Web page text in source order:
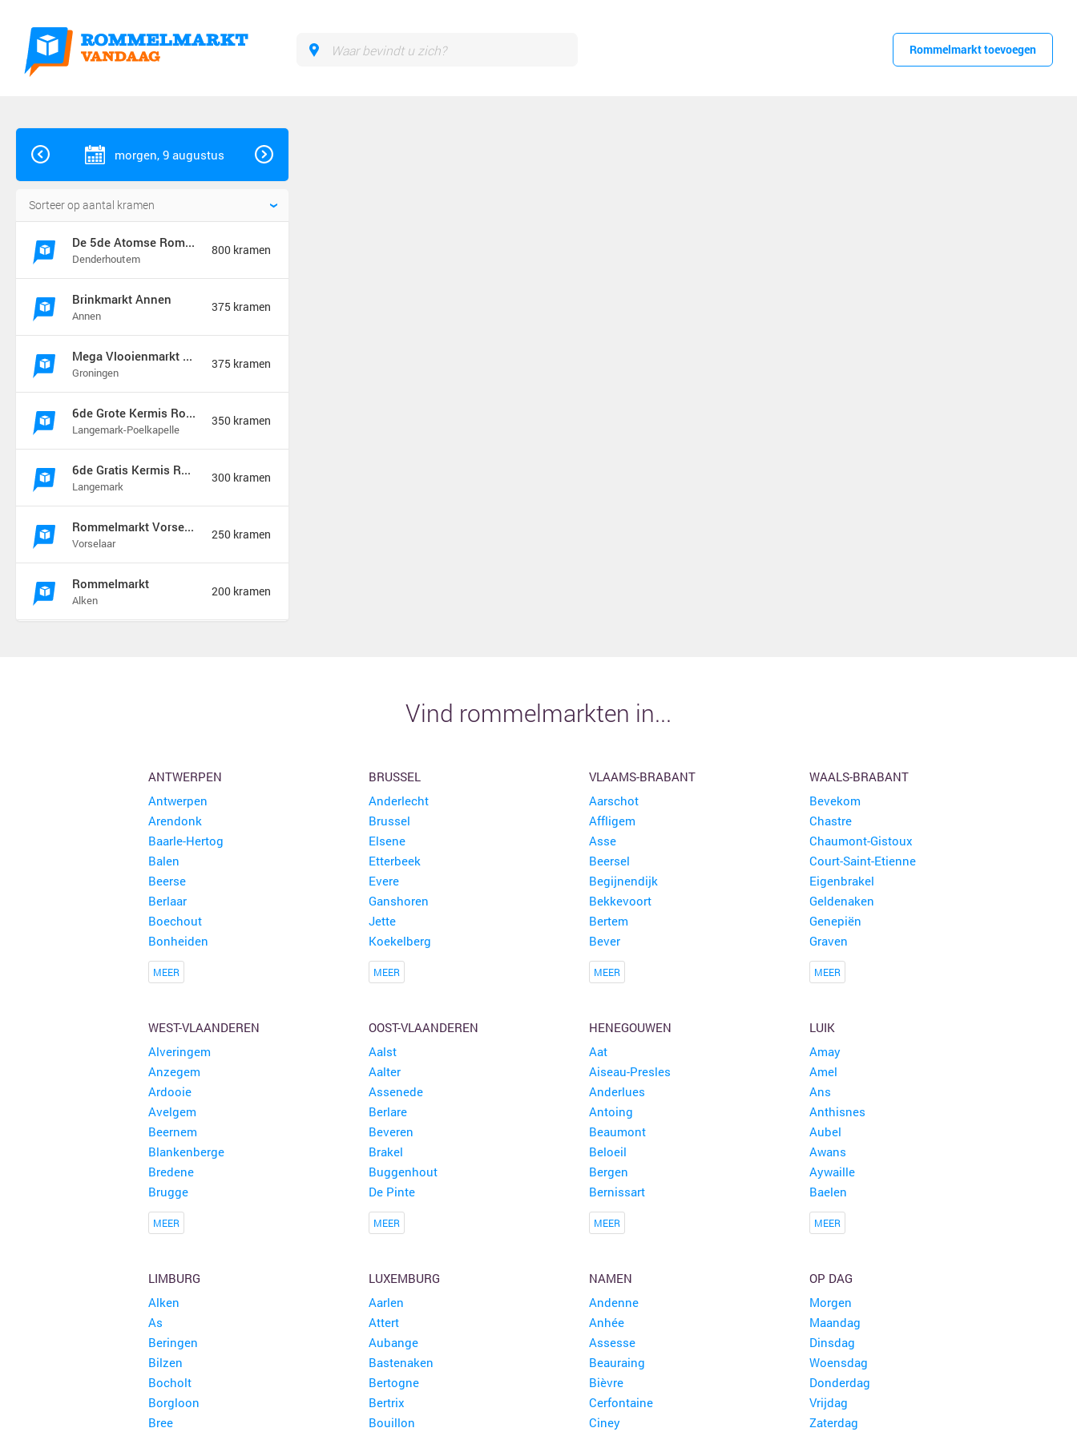
Rommelmarkt toevoegen
morgen, 9 augustus
De 5de Atomse Rommelmarkt
Denderhoutem
800 kramen
Brinkmarkt Annen
Annen
375 kramen
Mega Vlooienmarkt en Kofferbakverkoop Groningen (mega markt)
Groningen
375 kramen
6de Grote Kermis Rommel Markt in de Madonna
Langemark-Poelkapelle
350 kramen
6de Gratis Kermis Rommelmarkt in de Madonna
Langemark
300 kramen
Rommelmarkt Vorselaar
Vorselaar
250 kramen
Rommelmarkt
Alken
200 kramen
150 kramen
3 de wassenhove brocante en rommelmarkt
Grote openlucht Rommelmarkt Stadsplein Mortsel
Vind rommelmarkten in...
ANTWERPEN
Antwerpen
Arendonk
Baarle-Hertog
Balen
Beerse
Berlaar
Boechout
Bonheiden
MEER
BRUSSEL
Anderlecht
Brussel
Elsene
Etterbeek
Evere
Ganshoren
Jette
Koekelberg
MEER
VLAAMS-BRABANT
Aarschot
Affligem
Asse
Beersel
Begijnendijk
Bekkevoort
Bertem
Bever
MEER
WAALS-BRABANT
Bevekom
Chastre
Chaumont-Gistoux
Court-Saint-Etienne
Eigenbrakel
Geldenaken
Genepiën
Graven
MEER
WEST-VLAANDEREN
Alveringem
Anzegem
Ardooie
Avelgem
Beernem
Blankenberge
Bredene
Brugge
MEER
OOST-VLAANDEREN
Aalst
Aalter
Assenede
Berlare
Beveren
Brakel
Buggenhout
De Pinte
MEER
HENEGOUWEN
Aat
Aiseau-Presles
Anderlues
Antoing
Beaumont
Beloeil
Bergen
Bernissart
MEER
LUIK
Amay
Amel
Ans
Anthisnes
Aubel
Awans
Aywaille
Baelen
MEER
LIMBURG
Alken
As
Beringen
Bilzen
Bocholt
Borgloon
Bree
LUXEMBURG
Aarlen
Attert
Aubange
Bastenaken
Bertogne
Bertrix
Bouillon
NAMEN
Andenne
Anhée
Assesse
Beauraing
Bièvre
Cerfontaine
Ciney
OP DAG
Morgen
Maandag
Dinsdag
Woensdag
Donderdag
Vrijdag
Zaterdag